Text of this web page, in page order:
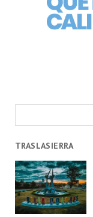
TRASLASIERRA